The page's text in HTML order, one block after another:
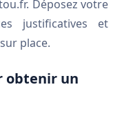
Déposez votre
justificatives et
place.
obtenir un